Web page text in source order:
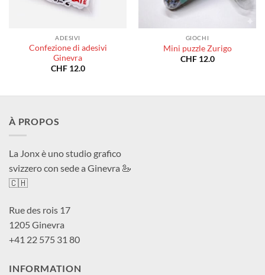
ADESIVI
Confezione di adesivi
Ginevra
CHF12.0
GIOCHI
Mini puzzle Zurigo
CHF12.0
À PROPOS
La Jonx è uno studio grafico
svizzero con sede a Ginevra 🦢
🇨🇭
Rue des rois 17
1205 Ginevra
+41 22 575 31 80
INFORMATION